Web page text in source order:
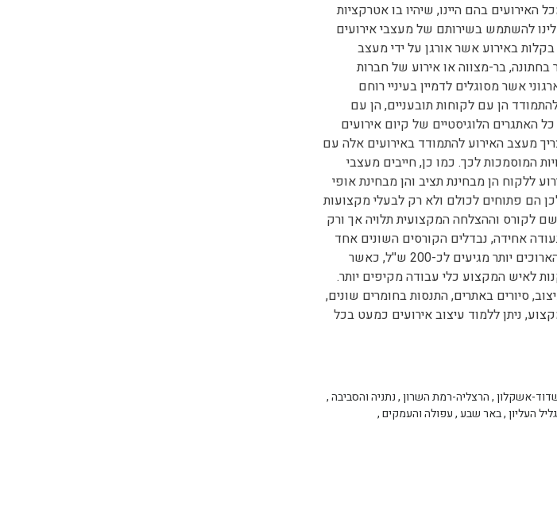
האירועים בהם היינו, שיהיו בו אטרקציות
להשתמש בשירותם של מעצבי אירועים
באירוע אשר אורגן על ידי מעצב
בחתונה, בר-מצווה או אירוע של חברות
אשר מסוגלים לדמיין בעיניי רוחם
הן עם לקוחות תובעניים, הן עם
האתגרים הלוגיסטיים של קיום אירועים
מעצב האירוע להתמודד באירועים אלה עם
המוסמכות לכך. כמו כן, חייבים מעצבי
ללקוח הן מבחינת תציב והן מבחינת אופי
הם פתוחים לכולם ולא רק לבעלי מקצועות
לקורס וההצלחה המקצועית תלויה אך ורק
אחידה, נבדלים הקורסים השונים אחד
מהשני הן בהיקפם והן בנושאי הלימוד. הקורסים הקצרים ביותר אורכים כ-30 ש''ל והארוכים יותר מגיעים לכ-200 ש''ל, כאשר
לאיש המקצוע כלי עבודה מקיפים יותר.
סיורים באתרים, התנסות בחומרים שונים,
ניתן ללמוד עיצוב אירועים כמעט בכל
אשקלון,הרצליה-רמת השרון,נתניה והסביבה,
העליון,באר שבע,עפולה והעמקים,